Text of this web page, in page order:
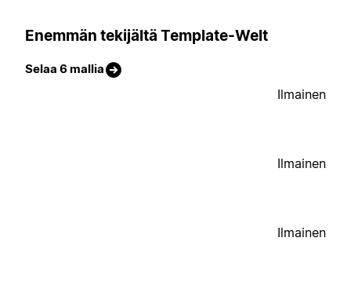
Enemmän tekijältä Template-Welt
Selaa 6 mallia
Ilmainen
Ilmainen
Ilmainen